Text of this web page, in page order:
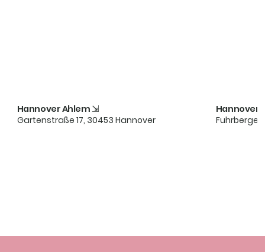
Hannover Ahlem ⇲
Gartenstraße 17, 30453 Hannover
Hannover
Fuhrberger